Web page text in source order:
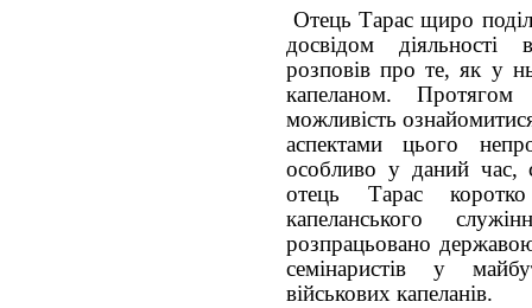
Отець Тарас щиро
досвідом діяльності
розповів про те, як у
капеланом. Протягом
можливість
аспектами цього
особливо у даний час,
отець Тарас
капеланського
розпрацьовано
семінаристів у
військових капеланів.